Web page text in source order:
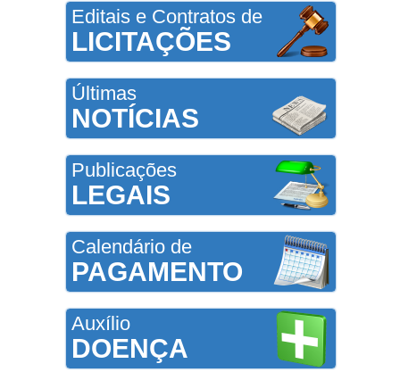
Editais e Contratos de
LICITAÇÕES
Últimas
NOTÍCIAS
Publicações
LEGAIS
Calendário de
PAGAMENTO
Auxílio
DOENÇA